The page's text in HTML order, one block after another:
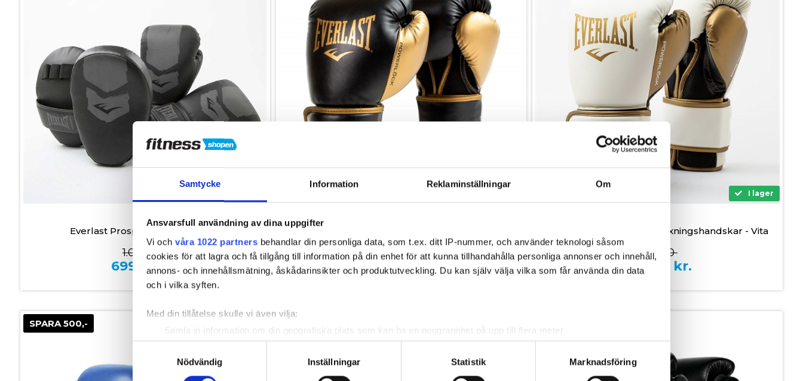
Samtycke Information Reklaminställningar Om
Ansvarsfull användning av dina uppgifter
Vi och våra 1022 partners behandlar din personliga data, som t.ex. ditt IP-nummer, och använder teknologi såsom
cookies för att lagra och få tillgång till information på din enhet för att kunna tillhandahålla personliga annonser och innehåll,
annons- och innehållsmätning, åskådarinsikter och produktutveckling. Du kan själv välja vilka som får använda din data
och i vilka syften.
Med din tillåtelse skulle vi även vilja:
Samla in information om din geografiska plats som kan ha en noggrannhet på upp till flera meter
Identifiera din enhet genom att aktivt skanna den för specifika kännetecken (fingeravtryck)
Ta reda på mer om hur dina personliga uppgifter behandlas och ställ in dina preferenser i
detaljsektionen. Du kan ändra
eller dra tillbaka ditt samtycke när som helst från cookie-förklaringen.
Nödvändig
Inställningar Statistik Marknadsföring
Everlast Prospect 2 Sparring Set
1.099,00
699,00kr.
Everlast Powerlock 2r Boxningshandskar -
svart/guld
999,00
699,00kr.
I lager
Everlast Powerlock 2R Boxningshandskar - Vita
999,00
699,00 kr.
SPARA 500,-